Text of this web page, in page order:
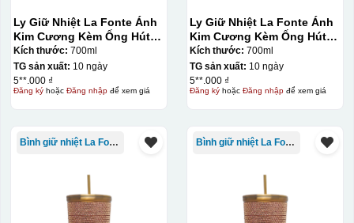
Ly Giữ Nhiệt La Fonte Ánh
Kim Cương Kèm Ống Hút-
700 ml-014687-GOL
Kích thước: 700ml
TG sản xuất: 10 ngày
5**.000 ₫
Đăng kýhoặc Đăng nhậpđể xem giá
Ly Giữ Nhiệt La Fonte Ánh
Kim Cương Kèm Ống Hút-
700 ml-014687-GOL
Kích thước: 700ml
TG sản xuất: 10 ngày
5**.000 ₫
Đăng kýhoặc Đăng nhậpđể xem giá
Bình giữ nhiệt La Fonte Bình giữ nhiệt La Fonte